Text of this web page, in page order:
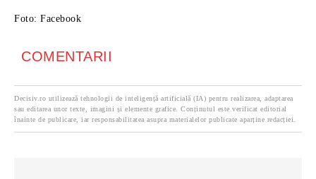
Foto: Facebook
COMENTARII
Decisiv.ro utilizează tehnologii de inteligență artificială (IA) pentru realizarea, adaptarea
sau editarea unor texte, imagini și elemente grafice. Conținutul este verificat editorial
înainte de publicare, iar responsabilitatea asupra materialelor publicate aparține redacției.